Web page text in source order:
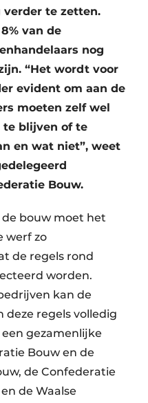
te zetten.
van de
nog
“Het wordt voor
evident om aan de
moeten zelf wel
te blijven of te
en wat niet”, weet
Bouw.
bouw moet het
werf zo
de regels rond
worden.
kan de
deze regels volledig
gezamenlijke
Bouw en de
de Confederatie
de Waalse